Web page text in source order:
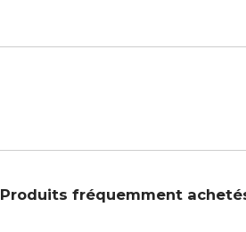
Produits fréquemment